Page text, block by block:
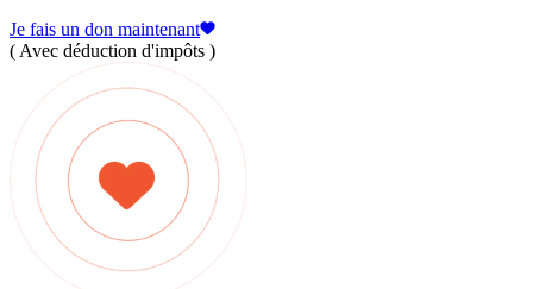
Je fais un don maintenant
( Avec déduction d'impôts )